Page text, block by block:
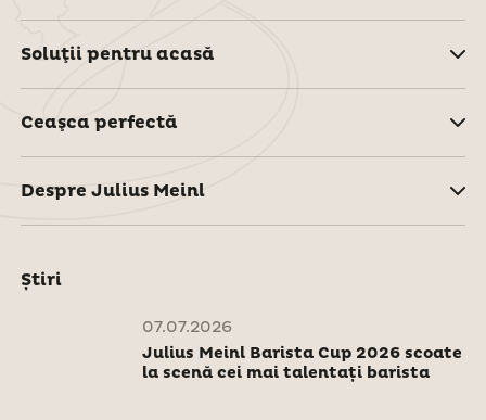
Soluţii pentru acasă
Ceaşca perfectă
Despre Julius Meinl
Știri
07.07.2026
Julius Meinl Barista Cup 2026 scoate
la scenă cei mai talentați barista